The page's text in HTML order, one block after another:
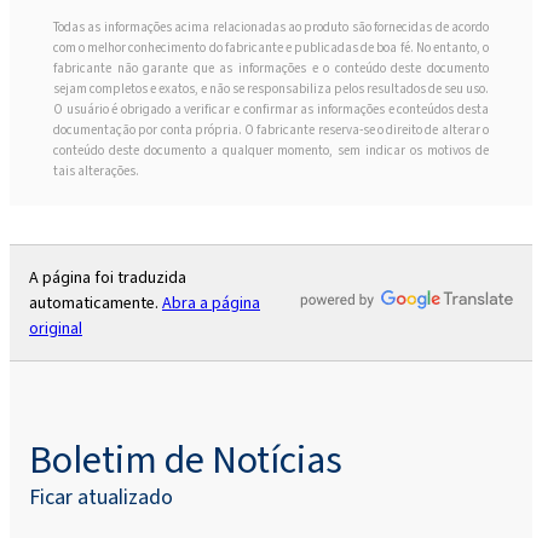
Todas as informações acima relacionadas ao produto são fornecidas de acordo
com o melhor conhecimento do fabricante e publicadas de boa fé. No entanto, o
fabricante não garante que as informações e o conteúdo deste documento
sejam completos e exatos, e não se responsabiliza pelos resultados de seu uso.
O usuário é obrigado a verificar e confirmar as informações e conteúdos desta
documentação por conta própria. O fabricante reserva-se o direito de alterar o
conteúdo deste documento a qualquer momento, sem indicar os motivos de
tais alterações.
A página foi traduzida
automaticamente. Abra a página
original
Boletim de Notícias
Ficar atualizado